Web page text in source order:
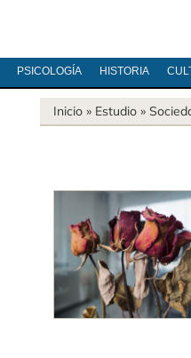
PSICOLOGÍA HISTORIA
Inicio » Estudio »